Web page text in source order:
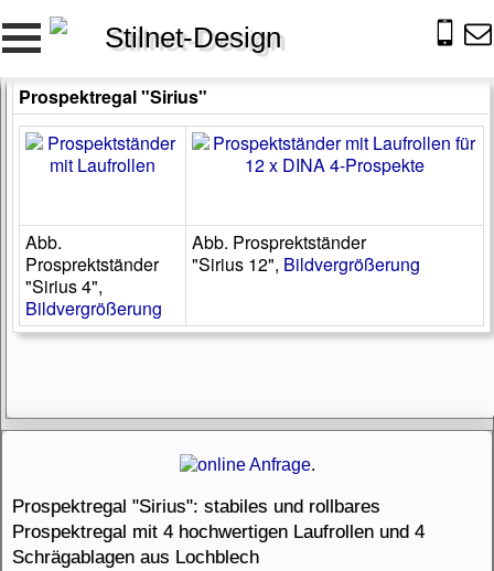
Stilnet-Design
.
Prospektregal "Sirius": stabiles und rollbares
Prospektregal mit 4 hochwertigen Laufrollen und 4
Schrägablagen aus Lochblech
Prospektregal "Sirius"
Abb.
Prosprektständer
"Sirius 4",
Bildvergrößerung
Abb. Prosprektständer
"Sirius 12", Bildvergrößerung